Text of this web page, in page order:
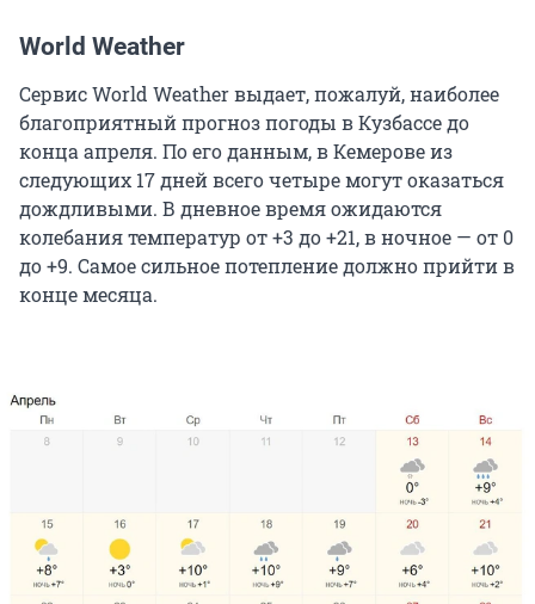
World Weather
Сервис World Weather выдает, пожалуй, наиболее
благоприятный прогноз погоды в Кузбассе до
конца апреля. По его данным, в Кемерове из
следующих 17 дней всего четыре могут оказаться
дождливыми. В дневное время ожидаются
колебания температур от +3 до +21, в ночное — от 0
до +9. Самое сильное потепление должно прийти в
конце месяца.